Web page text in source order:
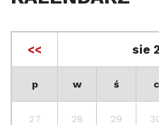
<< sie
p w ś c
27 28 29